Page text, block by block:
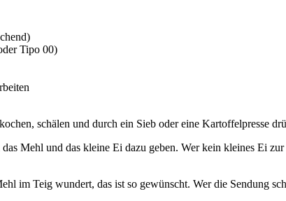
Tipo 00)
schälen und durch ein Sieb oder eine Kartoffelpresse
Mehl und das kleine Ei dazu geben. Wer kein kleines Ei
im Teig wundert, das ist so gewünscht. Wer die Sendung